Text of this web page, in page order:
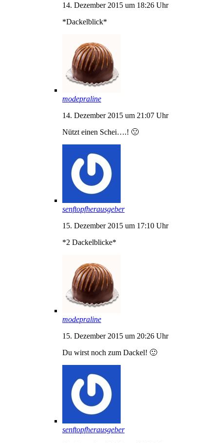
14. Dezember 2015 um 18:26 Uhr
*Dackelblick*
modepraline
14. Dezember 2015 um 21:07 Uhr
Nützt einen Schei….! 🙁
senftopfherausgeber
15. Dezember 2015 um 17:10 Uhr
*2 Dackelblicke*
modepraline
15. Dezember 2015 um 20:26 Uhr
Du wirst noch zum Dackel! 🙂
senftopfherausgeber